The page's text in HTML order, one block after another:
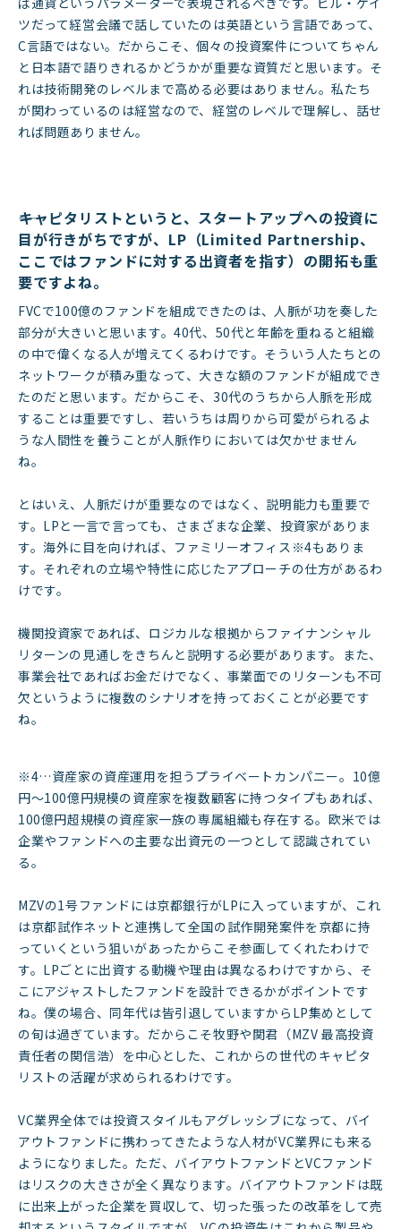
ツだって経営会議で話していたのは英語という言語であって、
C言語ではない。だからこそ、個々の投資案件についてちゃん
と日本語で語りきれるかどうかが重要な資質だと思います。そ
れは技術開発のレベルまで高める必要はありません。私たち
が関わっているのは経営なので、経営のレベルで理解し、話せ
れば問題ありません。
――キャピタリストというと、スタートアップへの投資に
目が行きがちですが、LP（Limited Partnership、
ここではファンドに対する出資者を指す）の開拓も重
要ですよね。
FVCで100億のファンドを組成できたのは、人脈が功を奏した
部分が大きいと思います。40代、50代と年齢を重ねると組織
の中で偉くなる人が増えてくるわけです。そういう人たちとの
ネットワークが積み重なって、大きな額のファンドが組成でき
たのだと思います。だからこそ、30代のうちから人脈を形成
することは重要ですし、若いうちは周りから可愛がられるよ
うな人間性を養うことが人脈作りにおいては欠かせません
ね。
とはいえ、人脈だけが重要なのではなく、説明能力も重要で
す。LPと一言で言っても、さまざまな企業、投資家がありま
す。海外に目を向ければ、ファミリーオフィス※4もありま
す。それぞれの立場や特性に応じたアプローチの仕方があるわ
けです。
機関投資家であれば、ロジカルな根拠からファイナンシャル
リターンの見通しをきちんと説明する必要があります。また、
事業会社であればお金だけでなく、事業面でのリターンも不可
欠というように複数のシナリオを持っておくことが必要です
ね。
※4…資産家の資産運用を担うプライベートカンパニー。10億
円〜100億円規模の資産家を複数顧客に持つタイプもあれば、
100億円超規模の資産家一族の専属組織も存在する。欧米では
企業やファンドへの主要な出資元の一つとして認識されてい
る。
MZVの1号ファンドには京都銀行がLPに入っていますが、これ
は京都試作ネットと連携して全国の試作開発案件を京都に持
っていくという狙いがあったからこそ参画してくれたわけで
す。LPごとに出資する動機や理由は異なるわけですから、そ
こにアジャストしたファンドを設計できるかがポイントです
ね。僕の場合、同年代は皆引退していますからLP集めとして
の旬は過ぎています。だからこそ牧野や関君（MZV 最高投資
責任者の関信浩）を中心とした、これからの世代のキャピタ
リストの活躍が求められるわけです。
VC業界全体では投資スタイルもアグレッシブになって、バイ
アウトファンドに携わってきたような人材がVC業界にも来る
ようになりました。ただ、バイアウトファンドとVCファンド
はリスクの大きさが全く異なります。バイアウトファンドは既
に出来上がった企業を買収して、切った張ったの改革をして売